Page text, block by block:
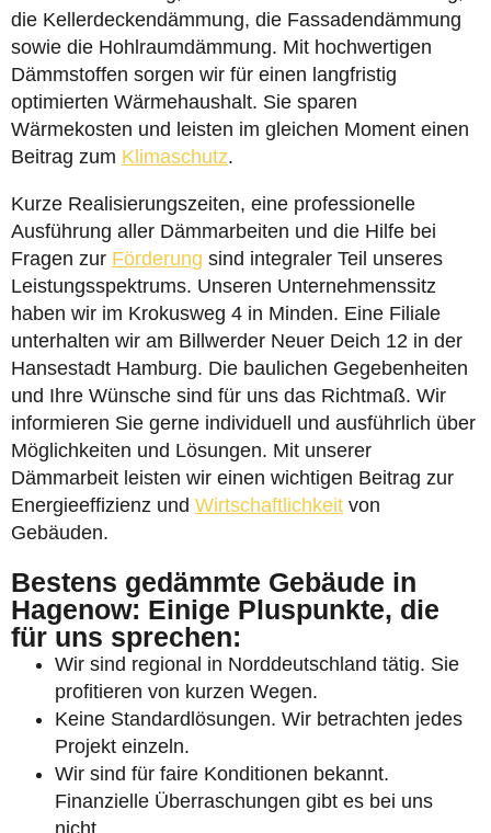
die Kellerdeckendämmung, die Fassadendämmung
sowie die Hohlraumdämmung. Mit hochwertigen
Dämmstoffen sorgen wir für einen langfristig
optimierten Wärmehaushalt. Sie sparen
Wärmekosten und leisten im gleichen Moment einen
Beitrag zum Klimaschutz.
Kurze Realisierungszeiten, eine professionelle
Ausführung aller Dämmarbeiten und die Hilfe bei
Fragen zur Förderung sind integraler Teil unseres
Leistungsspektrums. Unseren Unternehmenssitz
haben wir im Krokusweg 4 in Minden. Eine Filiale
unterhalten wir am Billwerder Neuer Deich 12 in der
Hansestadt Hamburg. Die baulichen Gegebenheiten
und Ihre Wünsche sind für uns das Richtmaß. Wir
informieren Sie gerne individuell und ausführlich über
Möglichkeiten und Lösungen. Mit unserer
Dämmarbeit leisten wir einen wichtigen Beitrag zur
Energieeffizienz und Wirtschaftlichkeit von
Gebäuden.
Bestens gedämmte Gebäude in
Hagenow: Einige Pluspunkte, die
für uns sprechen:
Wir sind regional in Norddeutschland tätig. Sie
profitieren von kurzen Wegen.
Keine Standardlösungen. Wir betrachten jedes
Projekt einzeln.
Wir sind für faire Konditionen bekannt.
Finanzielle Überraschungen gibt es bei uns
nicht.